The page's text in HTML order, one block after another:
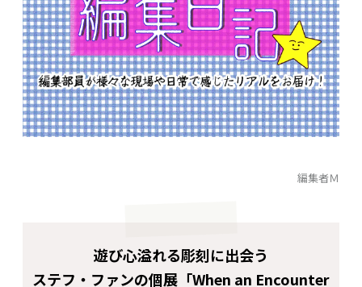
編集者Ｍ
遊び心溢れる彫刻に出会う
ステフ・ファンの個展「When an Encounter